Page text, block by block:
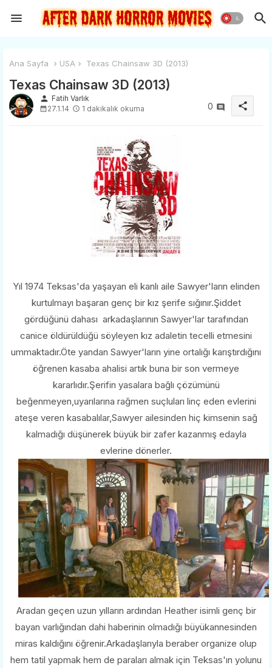
Ana Sayfa USA Texas Chainsaw 3D (2013)
Texas Chainsaw 3D (2013)
person Fatih Varlık
27.1.14
1 dakikalık okuma 0 share
Yıl 1974 Teksas'da yaşayan eli kanlı aile Sawyer'ların elinden
kurtulmayı başaran genç bir kız şerife sığınır.Şiddet
gördüğünü dahası arkadaşlarının Sawyer'lar tarafından
canice öldürüldüğü söyleyen kız adaletin tecelli etmesini
ummaktadır.Öte yandan Sawyer'ların yine ortalığı karıştırdığını
öğrenen kasaba ahalisi artık buna bir son vermeye
kararlıdır.Şerifin yasalara bağlı çözümünü
beğenmeyen,uyarılarına rağmen suçluları linç eden evlerini
ateşe veren kasabalılar,Sawyer ailesinden hiç kimsenin sağ
kalmadığı düşünerek büyük bir zafer kazanmış edayla
evlerine dönerler.
Aradan geçen uzun yılların ardından Heather isimli genç bir
bayan varlığından dahi haberinin olmadığı büyükannesinden
miras kaldığını öğrenir.Arkadaşlarıyla beraber organize olup
hem tatil yapmak hem de paraları almak için Teksas'ın yolunu